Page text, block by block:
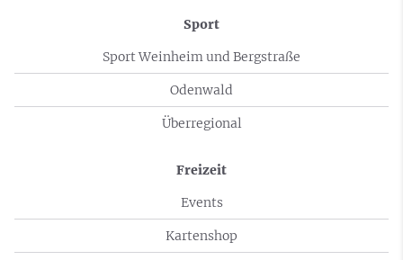
Sport
Sport Weinheim und Bergstraße
Odenwald
Überregional
Freizeit
Events
Kartenshop